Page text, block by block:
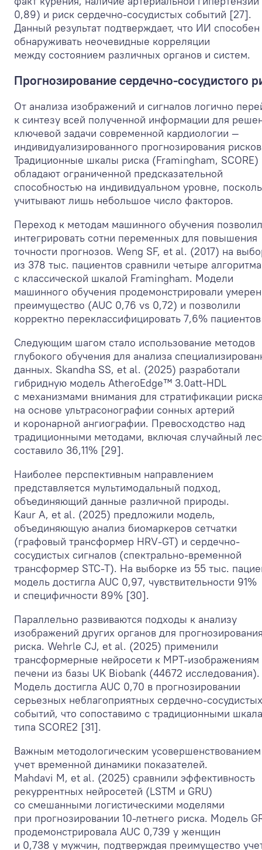
0,89) и риск сердечно-сосудистых событий [27].
Данный результат подтверждает, что ИИ способен
обнаруживать неочевидные корреляции
между состоянием различных органов и систем.
Прогнозирование сердечно-сосудистого
От анализа изображений и сигналов логично
к синтезу всей полученной информации для
ключевой задачи современной кардиологии —
индивидуализированного прогнозирования
Традиционные шкалы риска (Framingham, SCORE)
обладают ограниченной предсказательной
способностью на индивидуальном уровне,
учитывают лишь небольшое число факторов.
Переход к методам машинного обучения позволил
интегрировать сотни переменных для повышения
точности прогнозов. Weng SF, et al. (2017) на
из 378 тыс. пациентов сравнили четыре алгоритма
с классической шкалой Framingham. Модели
машинного обучения продемонстрировали
преимущество (AUC 0,76 vs 0,72) и позволили
корректно переклассифицировать 7,6%
Следующим шагом стало использование методов
глубокого обучения для анализа
данных. Skandha SS, et al. (2025) разработали
гибридную модель AtheroEdge™ 3.0att-HDL
с механизмами внимания для стратификации
на основе ультрасонографии сонных артерий
и коронарной ангиографии. Превосходство над
традиционными методами, включая случайный
составило 36,11% [29].
Наиболее перспективным направлением
представляется мультимодальный подход,
объединяющий данные различной природы.
Kaur A, et al. (2025) предложили модель,
объединяющую анализ биомаркеров сетчатки
(графовый трансформер HRV-GT) и сердечно-
сосудистых сигналов (спектрально-временной
трансформер STC-T). На выборке из 55 тыс.
модель достигла AUC 0,97, чувствительности 91%
и специфичности 89% [30].
Параллельно развиваются подходы к анализу
изображений других органов для
риска. Wehrle CJ, et al. (2025) применили
трансформерные нейросети к МРТ-изображениям
печени из базы UK Biobank (44672 исследования).
Модель достигла AUC 0,70 в прогнозировании
серьезных неблагоприятных сердечно-сосудистых
событий, что сопоставимо с традиционными
типа SCORE2 [31].
Важным методологическим усовершенствованием
учет временной динамики показателей.
Mahdavi M, et al. (2025) сравнили эффективность
рекуррентных нейросетей (LSTM и GRU)
со смешанными логистическими моделями
при прогнозировании 10-летнего риска. Модель
продемонстрировала AUC 0,739 у женщин
и 0,738 у мужчин, подтверждая преимущество